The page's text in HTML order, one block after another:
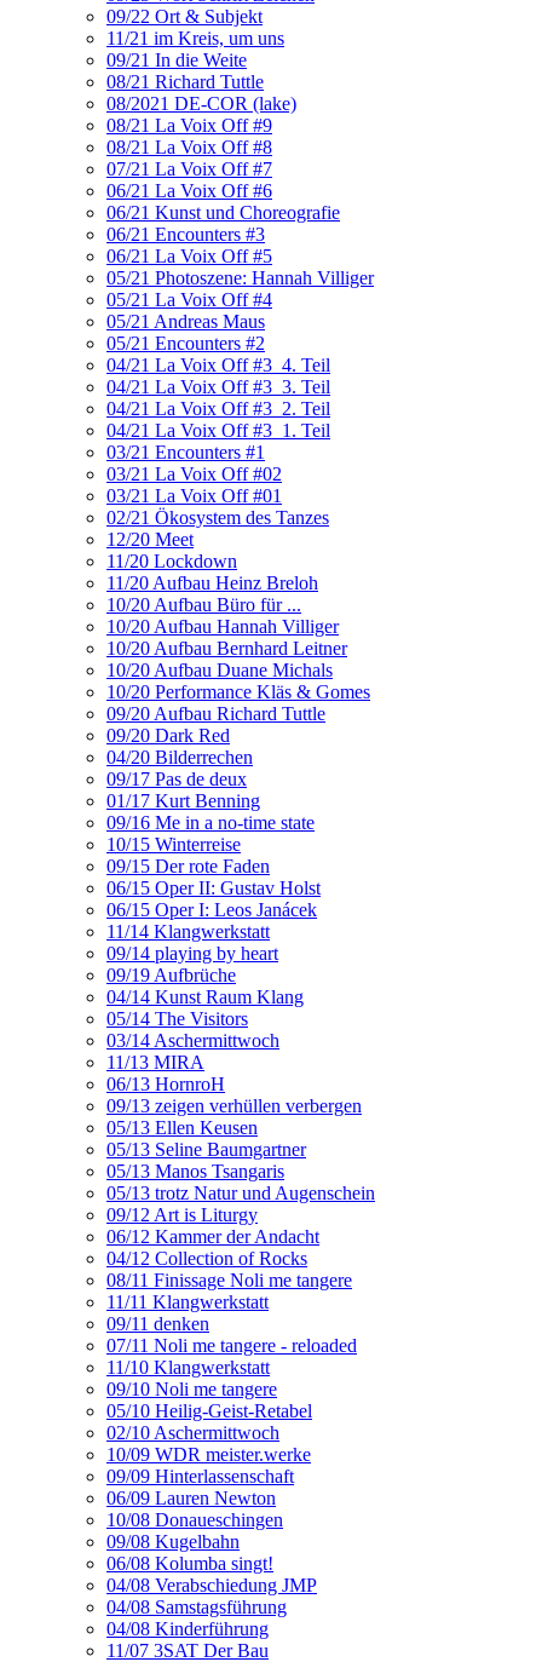
09/22 Ort & Subjekt
11/21 im Kreis, um uns
09/21 In die Weite
08/21 Richard Tuttle
08/2021 DE-COR (lake)
08/21 La Voix Off #9
08/21 La Voix Off #8
07/21 La Voix Off #7
06/21 La Voix Off #6
06/21 Kunst und Choreografie
06/21 Encounters #3
06/21 La Voix Off #5
05/21 Photoszene: Hannah Villiger
05/21 La Voix Off #4
05/21 Andreas Maus
05/21 Encounters #2
04/21 La Voix Off #3_4. Teil
04/21 La Voix Off #3_3. Teil
04/21 La Voix Off #3_2. Teil
04/21 La Voix Off #3_1. Teil
03/21 Encounters #1
03/21 La Voix Off #02
03/21 La Voix Off #01
02/21 Ökosystem des Tanzes
12/20 Meet
11/20 Lockdown
11/20 Aufbau Heinz Breloh
10/20 Aufbau Büro für ...
10/20 Aufbau Hannah Villiger
10/20 Aufbau Bernhard Leitner
10/20 Aufbau Duane Michals
10/20 Performance Kläs & Gomes
09/20 Aufbau Richard Tuttle
09/20 Dark Red
04/20 Bilderrechen
09/17 Pas de deux
01/17 Kurt Benning
09/16 Me in a no-time state
10/15 Winterreise
09/15 Der rote Faden
06/15 Oper II: Gustav Holst
06/15 Oper I: Leos Janácek
11/14 Klangwerkstatt
09/14 playing by heart
09/19 Aufbrüche
04/14 Kunst Raum Klang
05/14 The Visitors
03/14 Aschermittwoch
11/13 MIRA
06/13 HornroH
09/13 zeigen verhüllen verbergen
05/13 Ellen Keusen
05/13 Seline Baumgartner
05/13 Manos Tsangaris
05/13 trotz Natur und Augenschein
09/12 Art is Liturgy
06/12 Kammer der Andacht
04/12 Collection of Rocks
08/11 Finissage Noli me tangere
11/11 Klangwerkstatt
09/11 denken
07/11 Noli me tangere - reloaded
11/10 Klangwerkstatt
09/10 Noli me tangere
05/10 Heilig-Geist-Retabel
02/10 Aschermittwoch
10/09 WDR meister.werke
09/09 Hinterlassenschaft
06/09 Lauren Newton
10/08 Donaueschingen
09/08 Kugelbahn
06/08 Kolumba singt!
04/08 Verabschiedung JMP
04/08 Samstagsführung
04/08 Kinderführung
11/07 3SAT Der Bau